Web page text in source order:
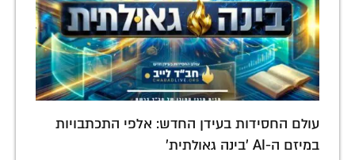
עולם החסידות בעידן החדש: אלפי התכתבויות
במיזם ה-AI 'בינה גאולתית'